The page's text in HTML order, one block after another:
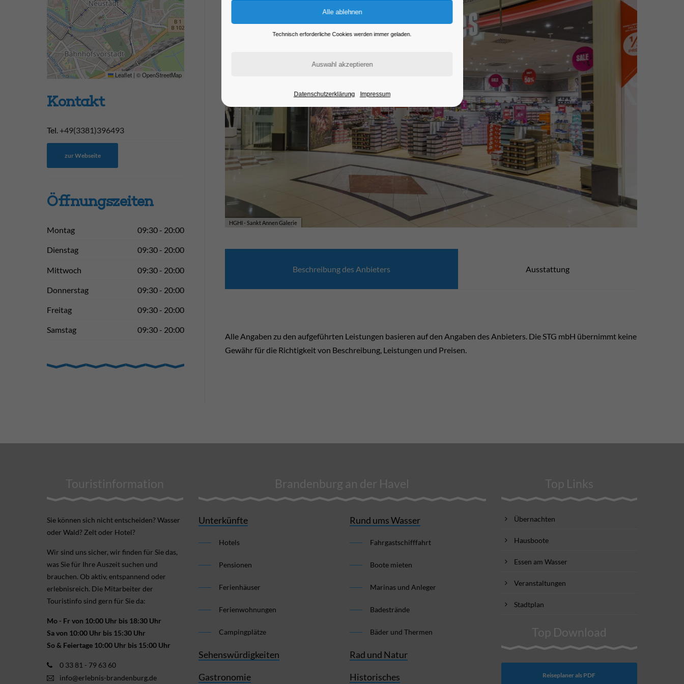
HGHI - Sankt Annen Galerie
Beschrei­bung des Anbie­ters Ausstattung
Alle Angaben zu den aufgeführten Leistungen basieren auf den Angaben des Anbieters. Die STG mbH übernimmt keine
Gewähr für die Richtigkeit von Beschreibung, Leistungen und Preisen.
Leaflet | ©OpenStreetMap
Kontakt
Tel. +49(3381)396493
zur Webseite
Öffnungs­zeiten
Montag 09:30 - 20:00
Dienstag 09:30 - 20:00
Mittwoch 09:30 - 20:00
Donnerstag 09:30 - 20:00
Freitag 09:30 - 20:00
Samstag 09:30 - 20:00
Touristinformation
Sie können sich nicht ent­scheiden? Wasser
oder Wald? Zelt oder Hotel?
Wir sind uns sicher, wir finden für Sie das,
was Sie für Ihre Aus­zeit suchen und
brauchen. Ob aktiv, ent­spannend oder
erlebnis­reich. Die Mitarbeiter der
Touristinfo sind gern für Sie da:
Mo - Fr von 10:00 Uhr bis 18:30 Uhr
Sa von 10:00 Uhr bis 15:30 Uhr
So & Feiertage 10:00 Uhr bis 15:00 Uhr
0 33 81 - 79 63 60
info@erlebnis-brandenburg.de
Brandenburg an der Havel
Unterkünfte
Hotels
Pensionen
Ferienhäuser
Ferienwohnungen
Campingplätze
Sehenswürdigkeiten
Gastronomie
Rund ums Wasser
Fahrgastschifffahrt
Boote mieten
Marinas und Anleger
Badestrände
Bäder und Thermen
Rad und Natur
Historisches
Top Links
Übernachten
Hausboote
Essen am Wasser
Veranstaltungen
Stadtplan
Top Download
Reiseplaner als PDF
Technisch erforderliche Cookies werden immer geladen.
Datenschutzerklärung Impressum